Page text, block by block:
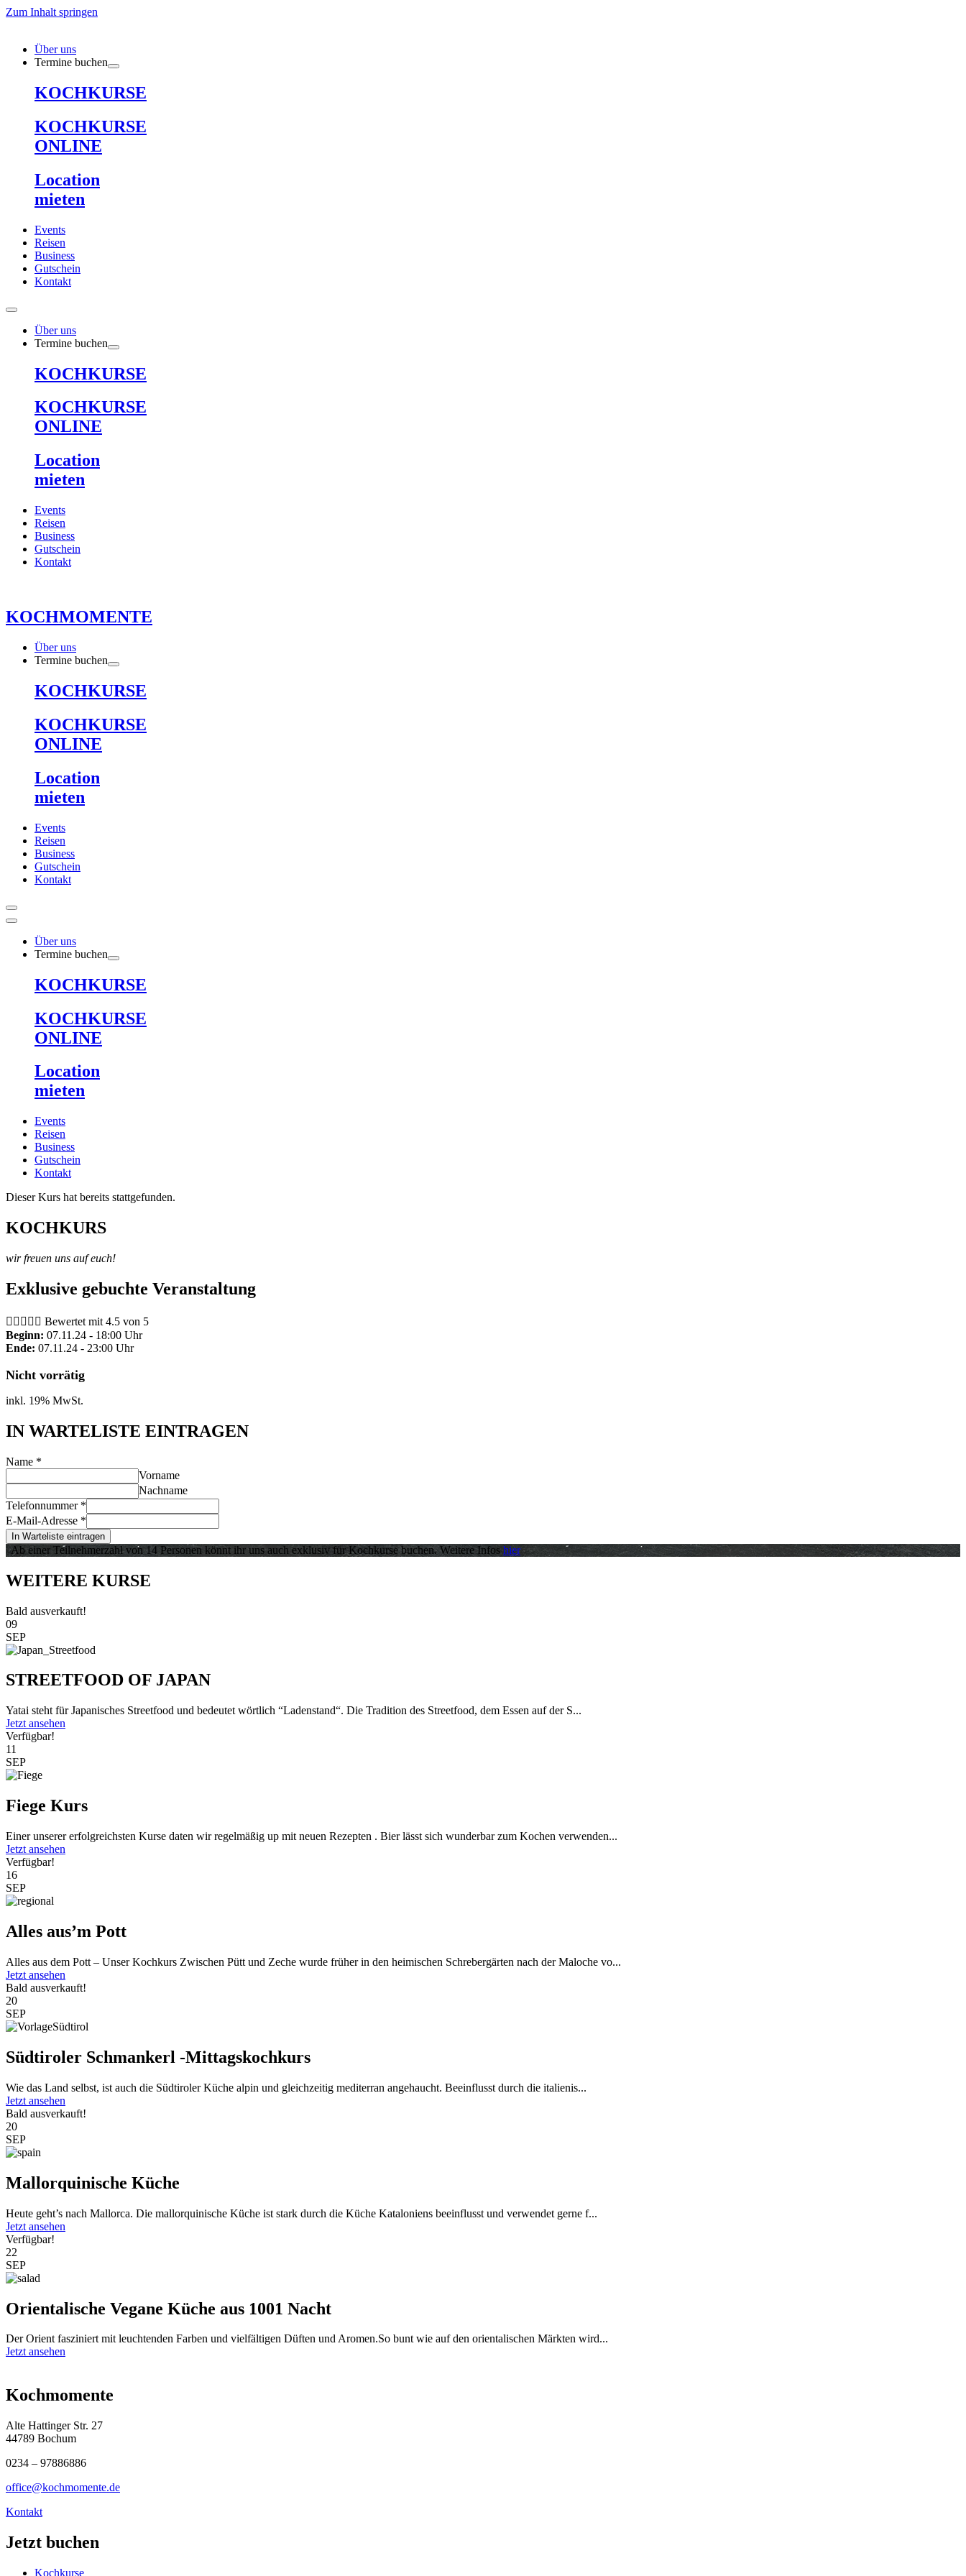
Zum Inhalt springen
Über uns
Termine buchen
KOCHKURSE
KOCHKURSE
ONLINE
Location
mieten
Events
Reisen
Business
Gutschein
Kontakt
Über uns
Termine buchen
KOCHKURSE
KOCHKURSE
ONLINE
Location
mieten
Events
Reisen
Business
Gutschein
Kontakt
KOCHMOMENTE
Über uns
Termine buchen
KOCHKURSE
KOCHKURSE
ONLINE
Location
mieten
Events
Reisen
Business
Gutschein
Kontakt
Über uns
Termine buchen
KOCHKURSE
KOCHKURSE
ONLINE
Location
mieten
Events
Reisen
Business
Gutschein
Kontakt
Dieser Kurs hat bereits stattgefunden.
KOCHKURS
wir freuen uns auf euch!
Exklusive gebuchte Veranstaltung
     Bewertet mit 4.5 von 5
Beginn: 07.11.24 - 18:00 Uhr
Ende: 07.11.24 - 23:00 Uhr
Nicht vorrätig
inkl. 19% MwSt.
IN WARTELISTE EINTRAGEN
Name *
Vorname
Nachname
Telefonnummer *
E-Mail-Adresse *
In Warteliste eintragen
Ab einer Teilnehmerzahl von 14 Personen könnt ihr uns auch exklusiv für Kochkurse buchen. Weitere Infoshier
WEITERE KURSE
Bald ausverkauft!
09
SEP
STREETFOOD OF JAPAN
Yatai steht für Japanisches Streetfood und bedeutet wörtlich “Ladenstand“. Die Tradition des Streetfood, dem Essen auf der S...
Jetzt ansehen
Verfügbar!
11
SEP
Fiege Kurs
Einer unserer erfolgreichsten Kurse daten wir regelmäßig up mit neuen Rezepten . Bier lässt sich wunderbar zum Kochen verwenden...
Jetzt ansehen
Verfügbar!
16
SEP
Alles aus’m Pott
Alles aus dem Pott – Unser Kochkurs Zwischen Pütt und Zeche wurde früher in den heimischen Schrebergärten nach der Maloche vo...
Jetzt ansehen
Bald ausverkauft!
20
SEP
Südtiroler Schmankerl -Mittagskochkurs
Wie das Land selbst, ist auch die Südtiroler Küche alpin und gleichzeitig mediterran angehaucht. Beeinflusst durch die italienis...
Jetzt ansehen
Bald ausverkauft!
20
SEP
Mallorquinische Küche
Heute geht’s nach Mallorca. Die mallorquinische Küche ist stark durch die Küche Kataloniens beeinflusst und verwendet gerne f...
Jetzt ansehen
Verfügbar!
22
SEP
Orientalische Vegane Küche aus 1001 Nacht
Der Orient fasziniert mit leuchtenden Farben und vielfältigen Düften und Aromen.So bunt wie auf den orientalischen Märkten wird...
Jetzt ansehen
Kochmomente
Alte Hattinger Str. 27
44789 Bochum
0234 – 97886886
office@kochmomente.de
Kontakt
Jetzt buchen
Kochkurse